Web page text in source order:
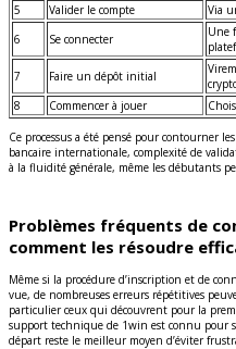
5
Valider le compte
Via
6
Se connecter
Une
7
Faire un dépôt initial
8
Commencer à jouer
Ce processus a été pensé pour contourner
bancaire internationale, complexité de
à la fluidité générale, même les débutants
Problèmes fréquents de
comment les résoudre
Même si la procédure d’inscription et de
vue, de nombreuses erreurs répétitives
particulier ceux qui découvrent pour la
support technique de 1win est connu pour
départ reste le meilleur moyen d’éviter